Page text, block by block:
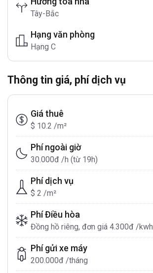
Tây-Bắc
Hạng văn phòng
Hạng C
Thông tin giá, phí dịch vụ
Giá thuê
$ 10.2 /m²
Phí ngoài giờ
30.000đ /h (từ 19h)
Phí dịch vụ
$ 2 /m²
Phí Điều hòa
Đồng hồ riêng, đơn giá 4.300đ /kwh
Phí gửi xe máy
200.000đ /tháng